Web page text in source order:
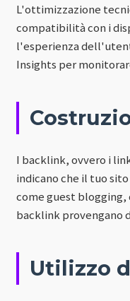
L'ottimizzazione
compatibilità con i
l'esperienza
Insights per
I backlink, ovvero i
indicano che il tuo
come guest blogging,
backlink provengano
Utilizzo